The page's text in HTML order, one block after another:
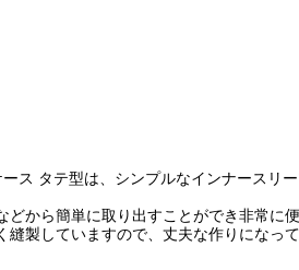
ス タテ型は、シンプルなインナースリ
から簡単に取り出すことができ非常に便
製していますので、丈夫な作りになって